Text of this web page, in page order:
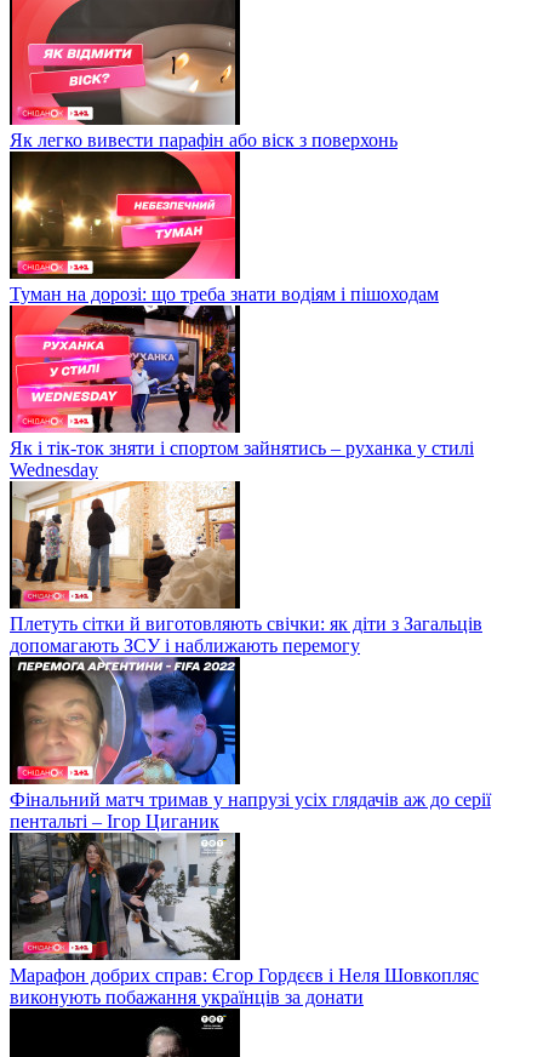
Як легко вивести парафін або віск з поверхонь
Туман на дорозі: що треба знати водіям і пішоходам
Як і тік-ток зняти і спортом зайнятись – руханка у стилі
Wednesday
Плетуть сітки й виготовляють свічки: як діти з Загальців
допомагають ЗСУ і наближають перемогу
Фінальний матч тримав у напрузі усіх глядачів аж до серії
пентальті – Ігор Циганик
Марафон добрих справ: Єгор Гордєєв і Неля Шовкопляс
виконують побажання українців за донати